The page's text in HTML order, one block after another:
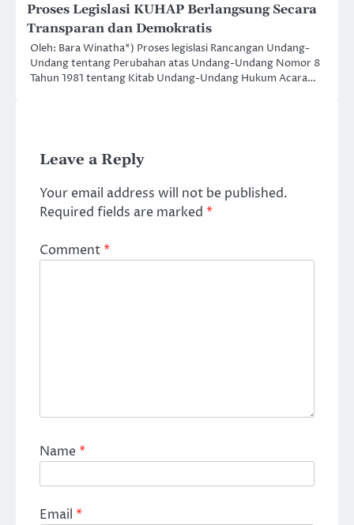
Proses Legislasi KUHAP Berlangsung Secara
Transparan dan Demokratis
Oleh: Bara Winatha*) Proses legislasi Rancangan Undang-
Undang tentang Perubahan atas Undang-Undang Nomor 8
Tahun 1981 tentang Kitab Undang-Undang Hukum Acara…
Leave a Reply
Your email address will not be published.
Required fields are marked *
Comment*
Name*
Email *